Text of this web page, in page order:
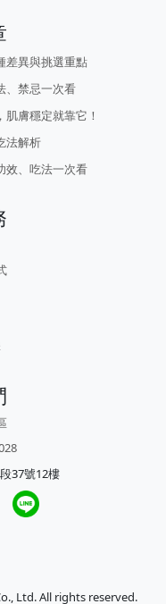
差異與挑選重點
、禁忌一次看
膚穩定就靠它！
法解析
效、吃法一次看
37號12樓
Ltd. All rights reserved.